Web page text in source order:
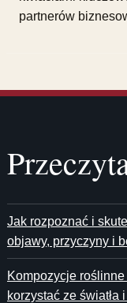
partnerów
Jak rozpoznać i
objawy, przyczyny i
Kompozycje
korzystać ze światła